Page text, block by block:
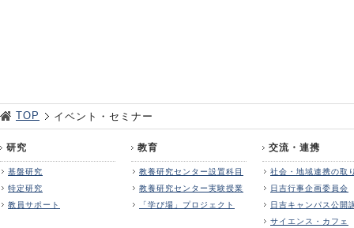
TOP イベント・セミナー
研究
基盤研究
特定研究
教員サポート
教育
教養研究センター設置科目
教養研究センター実験授業
「学び場」プロジェクト
交流・連携
社会・地域連携の取
日吉行事企画委員会
日吉キャンパス公開
サイエンス・カフェ